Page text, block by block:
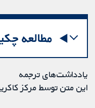
مطالعه
یادداشت‌های ترجمه
این متن توسط مرکز